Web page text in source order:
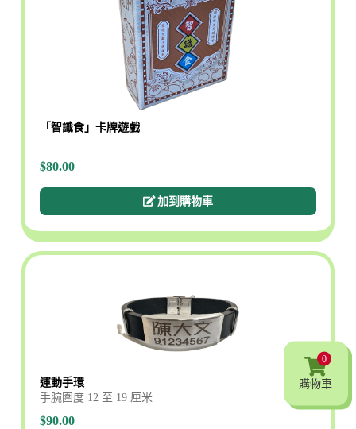
「智識食」卡牌遊戲
$80.00
加到購物車
運動手環
手腕圍度 12 至 19 厘米
$90.00
0
購物車